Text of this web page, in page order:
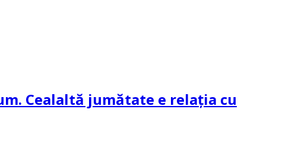
Cealaltă jumătate e relația cu